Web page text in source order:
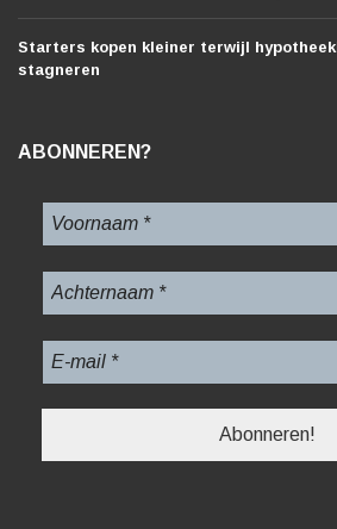
Starters kopen kleiner terwijl
stagneren
ABONNEREN?